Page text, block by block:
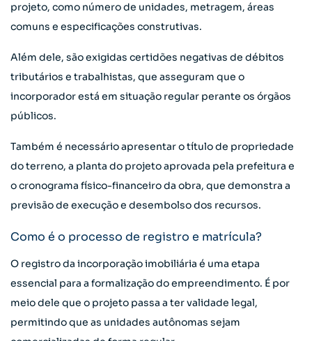
projeto, como número de unidades, metragem, áreas
comuns e especificações construtivas.
Além dele, são exigidas certidões negativas de débitos
tributários e trabalhistas, que asseguram que o
incorporador está em situação regular perante os órgãos
públicos.
Também é necessário apresentar o título de propriedade
do terreno, a planta do projeto aprovada pela prefeitura e
o cronograma físico-financeiro da obra, que demonstra a
previsão de execução e desembolso dos recursos.
Como é o processo de registro e matrícula?
O registro da incorporação imobiliária é uma etapa
essencial para a formalização do empreendimento. É por
meio dele que o projeto passa a ter validade legal,
permitindo que as unidades autônomas sejam